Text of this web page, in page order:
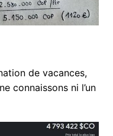
de vacances,
connaissons ni l’un